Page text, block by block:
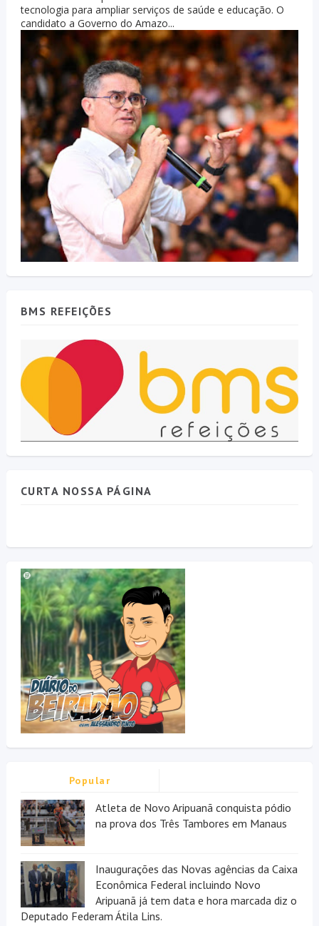
tecnologia para ampliar serviços de saúde e educação. O
candidato a Governo do Amazo...
BMS REFEIÇÕES
CURTA NOSSA PÁGINA
Popular
Atleta de Novo Aripuanã conquista pódio
na prova dos Três Tambores em Manaus
Inaugurações das Novas agências da Caixa
Econômica Federal incluindo Novo
Aripuanã já tem data e hora marcada diz o
Deputado Federam Átila Lins.